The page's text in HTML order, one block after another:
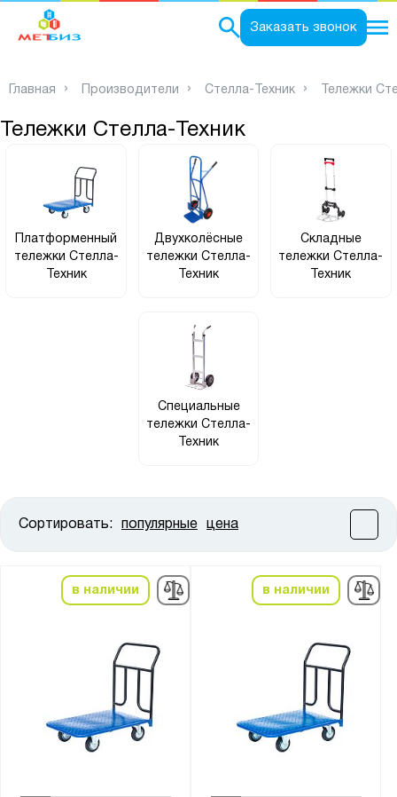
Заказать звонок
Главная Производители Стелла-Техник Тележки
Тележки Стелла-Техник
Платформенный
тележки Стелла-
Техник
Двухколёсные
тележки Стелла-
Техник
Складные
тележки Стелла-
Техник
Специальные
тележки Стелла-
Техник
Сортировать: популярные цена
в наличии в наличии
до
Ширина, мм:
от до